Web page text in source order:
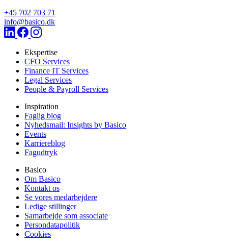
+45 702 703 71
info@basico.dk
Ekspertise
CFO Services
Finance IT Services
Legal Services
People & Payroll Services
Inspiration
Faglig blog
Nyhedsmail: Insights by Basico
Events
Karriereblog
Fagudtryk
Basico
Om Basico
Kontakt os
Se vores medarbejdere
Ledige stillinger
Samarbejde som associate
Persondatapolitik
Cookies